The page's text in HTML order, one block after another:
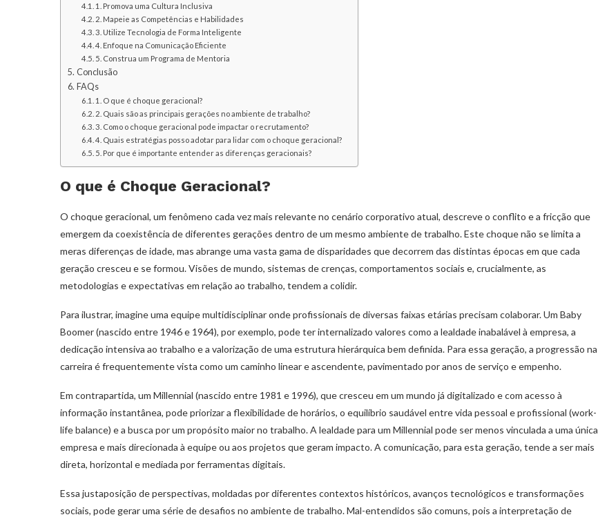
1. Promova uma Cultura Inclusiva
2. Mapeie as Competências e Habilidades
3. Utilize Tecnologia de Forma Inteligente
4. Enfoque na Comunicação Eficiente
5. Construa um Programa de Mentoria
Conclusão
FAQs
1. O que é choque geracional?
2. Quais são as principais gerações no ambiente de trabalho?
3. Como o choque geracional pode impactar o recrutamento?
4. Quais estratégias posso adotar para lidar com o choque geracional?
5. Por que é importante entender as diferenças geracionais?
O que é Choque Geracional?
O choque geracional, um fenômeno cada vez mais relevante no cenário corporativo atual, descreve o conflito e a fricção que
emergem da coexistência de diferentes gerações dentro de um mesmo ambiente de trabalho. Este choque não se limita a
meras diferenças de idade, mas abrange uma vasta gama de disparidades que decorrem das distintas épocas em que cada
geração cresceu e se formou. Visões de mundo, sistemas de crenças, comportamentos sociais e, crucialmente, as
metodologias e expectativas em relação ao trabalho, tendem a colidir.
Para ilustrar, imagine uma equipe multidisciplinar onde profissionais de diversas faixas etárias precisam colaborar. Um Baby
Boomer (nascido entre 1946 e 1964), por exemplo, pode ter internalizado valores como a lealdade inabalável à empresa, a
dedicação intensiva ao trabalho e a valorização de uma estrutura hierárquica bem definida. Para essa geração, a progressão na
carreira é frequentemente vista como um caminho linear e ascendente, pavimentado por anos de serviço e empenho.
Em contrapartida, um Millennial (nascido entre 1981 e 1996), que cresceu em um mundo já digitalizado e com acesso à
informação instantânea, pode priorizar a flexibilidade de horários, o equilíbrio saudável entre vida pessoal e profissional (work-
life balance) e a busca por um propósito maior no trabalho. A lealdade para um Millennial pode ser menos vinculada a uma única
empresa e mais direcionada à equipe ou aos projetos que geram impacto. A comunicação, para esta geração, tende a ser mais
direta, horizontal e mediada por ferramentas digitais.
Essa justaposição de perspectivas, moldadas por diferentes contextos históricos, avanços tecnológicos e transformações
sociais, pode gerar uma série de desafios no ambiente de trabalho. Mal-entendidos são comuns, pois a interpretação de